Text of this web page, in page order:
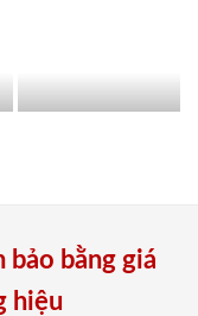
bằng giá
hiệu